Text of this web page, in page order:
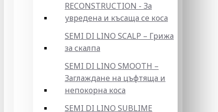
RECONSTRUCTION - За
увредена и късаща се коса
SEMI DI LINO SCALP – Грижа
за скалпа
SEMI DI LINO SMOOTH –
Заглаждане на цъфтяща и
непокорна коса
SEMI DI LINO SUBLIME